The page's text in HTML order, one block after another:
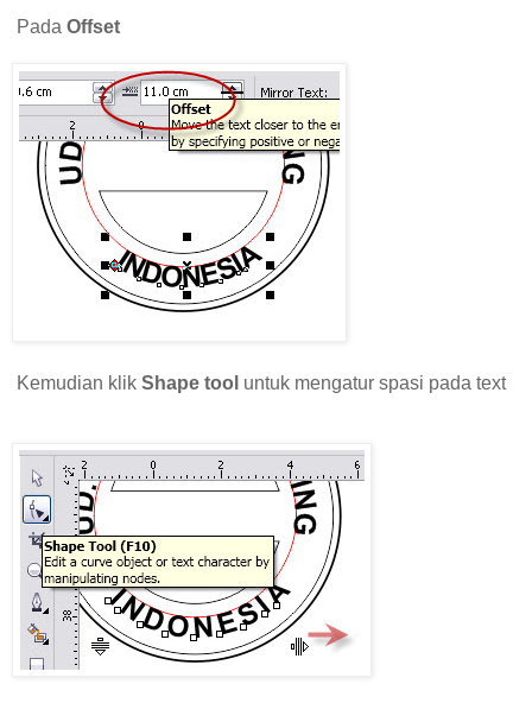
Pada Offset
Kemudian klik Shape tool untuk mengatur spasi pada text